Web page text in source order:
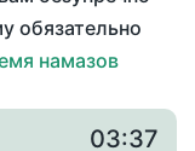
обязательно
намазов
03:37